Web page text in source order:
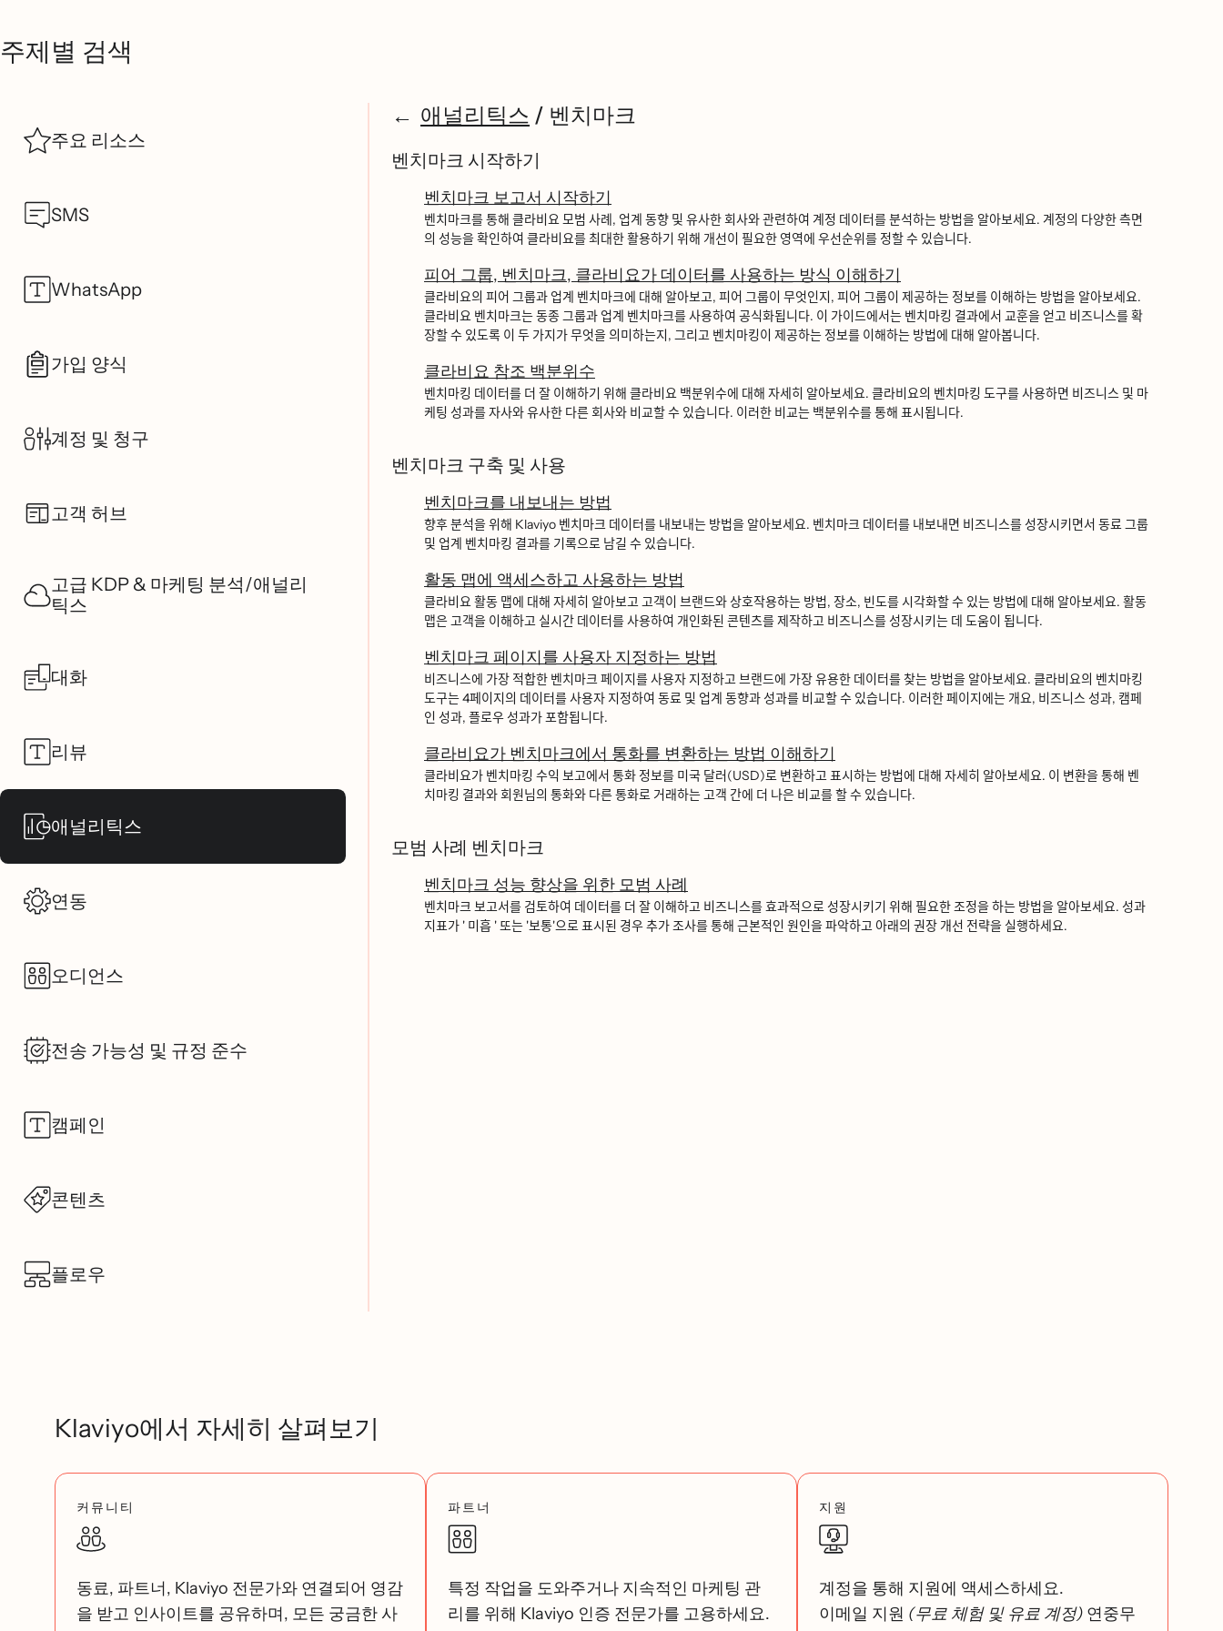
주제별 검색
주요 리소스
SMS
WhatsApp
가입 양식
계정 및 청구
고객 허브
고급 KDP & 마케팅 분석/애널리
틱스
대화
리뷰
애널리틱스
연동
오디언스
전송 가능성 및 규정 준수
캠페인
콘텐츠
플로우
애널리틱스 / 벤치마크
벤치마크 시작하기
벤치마크 보고서 시작하기
벤치마크를 통해 클라비요 모범 사례, 업계 동향 및 유사한 회사와 관련하여 계정 데이터를 분석하는 방법을 알아보세요. 계정의 다양한 측면
의 성능을 확인하여 클라비요를 최대한 활용하기 위해 개선이 필요한 영역에 우선순위를 정할 수 있습니다.
피어 그룹, 벤치마크, 클라비요가 데이터를 사용하는 방식 이해하기
클라비요의 피어 그룹과 업계 벤치마크에 대해 알아보고, 피어 그룹이 무엇인지, 피어 그룹이 제공하는 정보를 이해하는 방법을 알아보세요.
클라비요 벤치마크는 동종 그룹과 업계 벤치마크를 사용하여 공식화됩니다. 이 가이드에서는 벤치마킹 결과에서 교훈을 얻고 비즈니스를 확
장할 수 있도록 이 두 가지가 무엇을 의미하는지, 그리고 벤치마킹이 제공하는 정보를 이해하는 방법에 대해 알아봅니다.
클라비요 참조 백분위수
벤치마킹 데이터를 더 잘 이해하기 위해 클라비요 백분위수에 대해 자세히 알아보세요. 클라비요의 벤치마킹 도구를 사용하면 비즈니스 및 마
케팅 성과를 자사와 유사한 다른 회사와 비교할 수 있습니다. 이러한 비교는 백분위수를 통해 표시됩니다.
벤치마크 구축 및 사용
벤치마크를 내보내는 방법
향후 분석을 위해 Klaviyo 벤치마크 데이터를 내보내는 방법을 알아보세요. 벤치마크 데이터를 내보내면 비즈니스를 성장시키면서 동료 그룹
및 업계 벤치마킹 결과를 기록으로 남길 수 있습니다.
활동 맵에 액세스하고 사용하는 방법
클라비요 활동 맵에 대해 자세히 알아보고 고객이 브랜드와 상호작용하는 방법, 장소, 빈도를 시각화할 수 있는 방법에 대해 알아보세요. 활동
맵은 고객을 이해하고 실시간 데이터를 사용하여 개인화된 콘텐츠를 제작하고 비즈니스를 성장시키는 데 도움이 됩니다.
벤치마크 페이지를 사용자 지정하는 방법
비즈니스에 가장 적합한 벤치마크 페이지를 사용자 지정하고 브랜드에 가장 유용한 데이터를 찾는 방법을 알아보세요. 클라비요의 벤치마킹
도구는 4페이지의 데이터를 사용자 지정하여 동료 및 업계 동향과 성과를 비교할 수 있습니다. 이러한 페이지에는 개요, 비즈니스 성과, 캠페
인 성과, 플로우 성과가 포함됩니다.
클라비요가 벤치마크에서 통화를 변환하는 방법 이해하기
클라비요가 벤치마킹 수익 보고에서 통화 정보를 미국 달러(USD)로 변환하고 표시하는 방법에 대해 자세히 알아보세요. 이 변환을 통해 벤
치마킹 결과와 회원님의 통화와 다른 통화로 거래하는 고객 간에 더 나은 비교를 할 수 있습니다.
모범 사례 벤치마크
벤치마크 성능 향상을 위한 모범 사례
벤치마크 보고서를 검토하여 데이터를 더 잘 이해하고 비즈니스를 효과적으로 성장시키기 위해 필요한 조정을 하는 방법을 알아보세요. 성과
지표가 ' 미흡 ' 또는 '보통'으로 표시된 경우 추가 조사를 통해 근본적인 원인을 파악하고 아래의 권장 개선 전략을 실행하세요.
Klaviyo에서 자세히 살펴보기
커뮤니티
동료, 파트너, Klaviyo 전문가와 연결되어 영감
을 받고 인사이트를 공유하며, 모든 궁금한 사
파트너
특정 작업을 도와주거나 지속적인 마케팅 관
리를 위해 Klaviyo 인증 전문가를 고용하세요.
지원
계정을 통해 지원에 액세스하세요.
이메일 지원 (무료 체험 및 유료 계정) 연중무